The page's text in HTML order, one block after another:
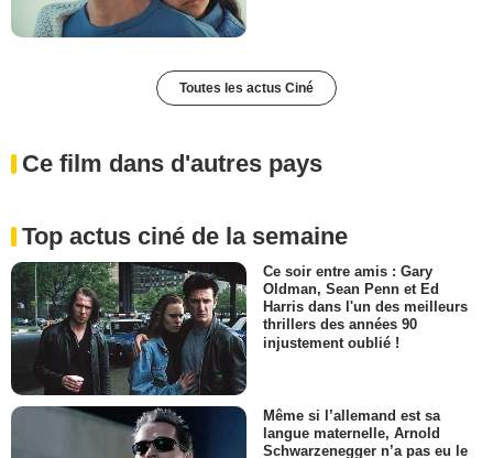
Toutes les actus Ciné
Ce film dans d'autres pays
Top actus ciné de la semaine
Ce soir entre amis : Gary
Oldman, Sean Penn et Ed
Harris dans l'un des meilleurs
thrillers des années 90
injustement oublié !
Même si l’allemand est sa
langue maternelle, Arnold
Schwarzenegger n’a pas eu le